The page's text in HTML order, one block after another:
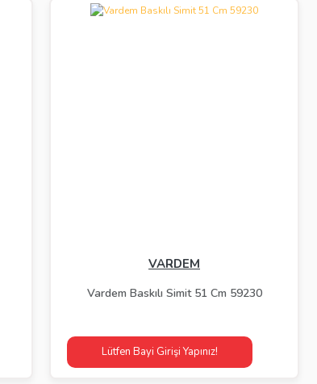
VARDEM
Vardem Baskılı Simit 51 Cm 59230
Lütfen Bayi Girişi Yapınız!